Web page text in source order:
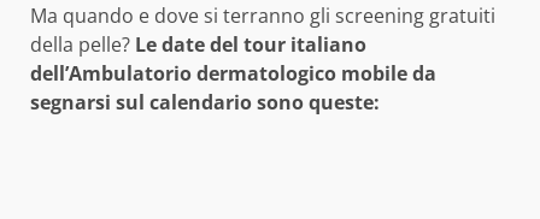
Ma quando e dove si terranno gli screening gratuiti
della pelle? Le date del tour italiano
dell’Ambulatorio dermatologico mobile da
segnarsi sul calendario sono queste: